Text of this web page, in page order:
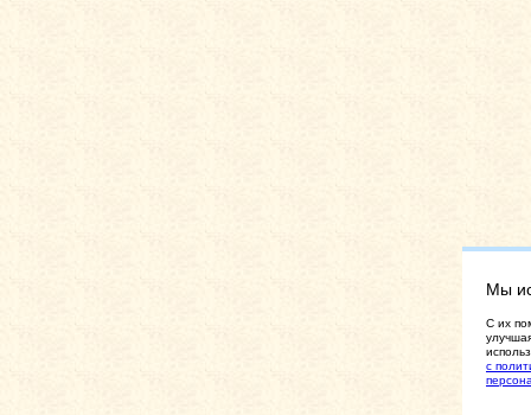
Мы
C их
с